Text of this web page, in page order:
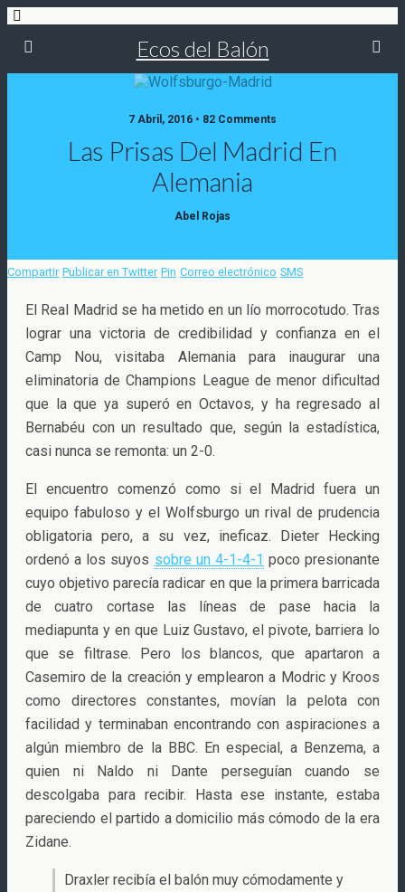
Ecos del Balón
7 Abril, 2016 • 82 Comments
Las Prisas Del Madrid En
Alemania
Abel Rojas
Compartir Publicar en Twitter Pin Correo electrónico SMS
El Real Madrid se ha metido en un lío morrocotudo. Tras
lograr una victoria de credibilidad y confianza en el
Camp Nou, visitaba Alemania para inaugurar una
eliminatoria de Champions League de menor dificultad
que la que ya superó en Octavos, y ha regresado al
Bernabéu con un resultado que, según la estadística,
casi nunca se remonta: un 2-0.
El encuentro comenzó como si el Madrid fuera un
equipo fabuloso y el Wolfsburgo un rival de prudencia
obligatoria pero, a su vez, ineficaz. Dieter Hecking
ordenó a los suyos sobre un 4-1-4-1 poco presionante
cuyo objetivo parecía radicar en que la primera barricada
de cuatro cortase las líneas de pase hacia la
mediapunta y en que Luiz Gustavo, el pivote, barriera lo
que se filtrase. Pero los blancos, que apartaron a
Casemiro de la creación y emplearon a Modric y Kroos
como directores constantes, movían la pelota con
facilidad y terminaban encontrando con aspiraciones a
algún miembro de la BBC. En especial, a Benzema, a
quien ni Naldo ni Dante perseguían cuando se
descolgaba para recibir. Hasta ese instante, estaba
pareciendo el partido a domicilio más cómodo de la era
Zidane.
Draxler recibía el balón muy cómodamente y